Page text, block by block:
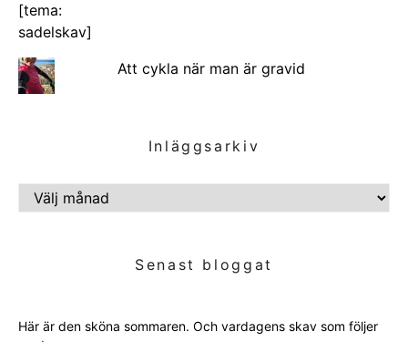
Att cykla när man är gravid
Inläggsarkiv
INLÄGGSARKIV
Senast bloggat
Här är den sköna sommaren. Och vardagens skav som följer